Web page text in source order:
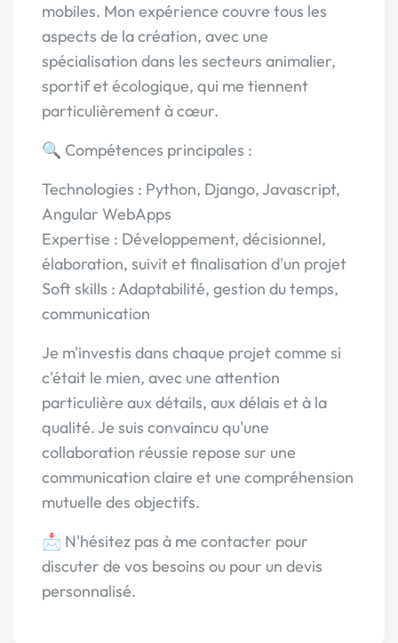
mobiles. Mon expérience couvre tous les
aspects de la création, avec une
spécialisation dans les secteurs animalier,
sportif et écologique, qui me tiennent
particulièrement à cœur.
🔍 Compétences principales :
Technologies : Python, Django, Javascript,
Angular WebApps
Expertise : Développement, décisionnel,
élaboration, suivit et finalisation d'un projet
Soft skills : Adaptabilité, gestion du temps,
communication
Je m'investis dans chaque projet comme si
c'était le mien, avec une attention
particulière aux détails, aux délais et à la
qualité. Je suis convaincu qu'une
collaboration réussie repose sur une
communication claire et une compréhension
mutuelle des objectifs.
📩 N'hésitez pas à me contacter pour
discuter de vos besoins ou pour un devis
personnalisé.